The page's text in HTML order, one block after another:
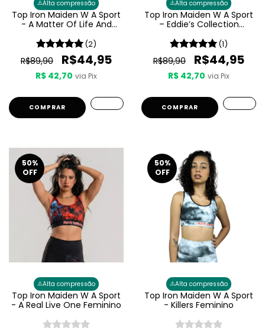
⚠️Alta compressão
Top Iron Maiden W A Sport
- A Matter Of Life And
(2)
R$89,90 R$44,95
R$ 42,70 via Pix
COMPRAR
⚠️Alta compressão
Top Iron Maiden W A Sport
– Eddie’s Collection
(1)
R$89,90 R$44,95
R$ 42,70 via Pix
COMPRAR
50%
OFF
⚠️Alta compressão
Top Iron Maiden W A Sport
- A Real Live One Feminino
50%
OFF
⚠️Alta compressão
Top Iron Maiden W A Sport
- Killers Feminino